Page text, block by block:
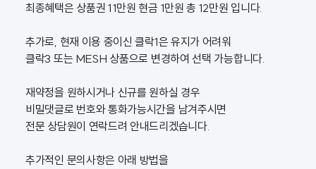
최종혜택은 상품권 11만원 현금 1만원 총 12만원 입니다.
추가로, 현재 이용 중이신 클락1은 유지가 어려워
클락3 또는 MESH 상품으로 변경하여 선택 가능합니다.
재약정을 원하시거나 신규를 원하실 경우
비밀댓글로 번호와 통화가능시간을 남겨주시면
전문 상담원이 연락드려 안내드리겠습니다.
추가적인 문의사항은 아래 방법을